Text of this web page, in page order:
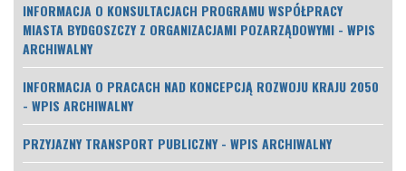
INFORMACJA O KONSULTACJACH PROGRAMU WSPÓŁPRACY
MIASTA BYDGOSZCZY Z ORGANIZACJAMI POZARZĄDOWYMI - WPIS
ARCHIWALNY
INFORMACJA O PRACACH NAD KONCEPCJĄ ROZWOJU KRAJU 2050
- WPIS ARCHIWALNY
PRZYJAZNY TRANSPORT PUBLICZNY - WPIS ARCHIWALNY